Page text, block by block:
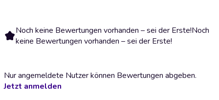
Noch keine Bewertungen vorhanden – sei der Erste!Noch
keine Bewertungen vorhanden – sei der Erste!
Nur angemeldete Nutzer können Bewertungen abgeben.
Jetzt anmelden